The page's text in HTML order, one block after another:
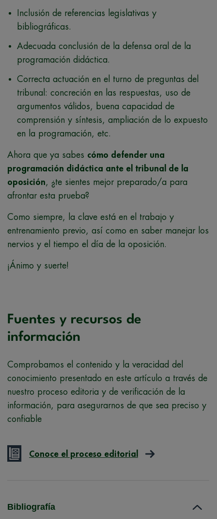
Inclusión de referencias legislativas y
bibliográficas.
Adecuada conclusión de la defensa oral de la
programación didáctica.
Correcta actuación en el turno de preguntas del
tribunal: concreción en las respuestas, uso de
argumentos válidos, buena capacidad de
comprensión y síntesis, ampliación de lo expuesto
en la programación, etc.
Ahora que ya sabes cómo defender una
programación didáctica ante el tribunal de la
oposición, ¿te sientes mejor preparado/a para
afrontar esta prueba?
Como siempre, la clave está en el trabajo y
entrenamiento previo, así como en saber manejar los
nervios y el tiempo el día de la oposición.
¡Ánimo y suerte!
Fuentes y recursos de
información
Comprobamos el contenido y la veracidad del
conocimiento presentado en este artículo a través de
nuestro proceso editoria y de verificación de la
información, para asegurarnos de que sea preciso y
confiable
Conoce el proceso editorial
Bibliografía